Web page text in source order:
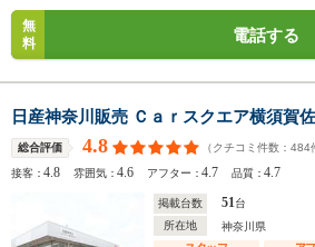
無
料
電話する
日産神奈川販売 Ｃａｒスクエア横須賀
総合評価 4.8 （クチコミ件数： 484
接客：4.8 雰囲気：4.6 アフター：4.7 品質：4.7
掲載台数 51台
所在地
神奈川県